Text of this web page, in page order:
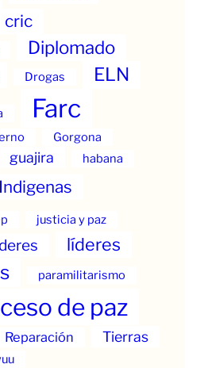
cric
Diplomado
Drogas ELN
Farc
Gorgona
guajira habana
Indigenas
justicia y paz
líderes
paramilitarismo
de paz
Reparación
Tierras